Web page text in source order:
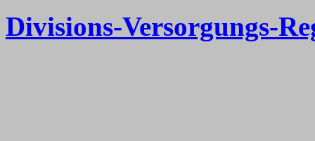
Divisions-Versorgungs-